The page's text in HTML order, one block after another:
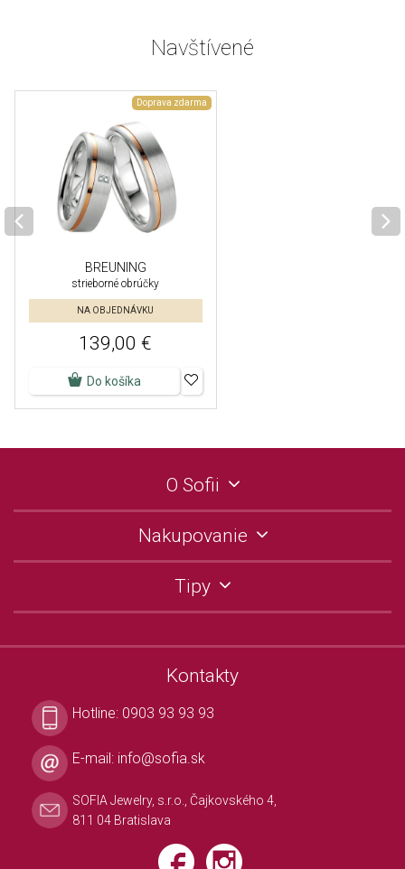
Navštívené
Doprava zdarma
BREUNING
strieborné obrúčky
NA OBJEDNÁVKU
139,00 €
Do košíka
O Sofii
Nakupovanie
Tipy
Kontakty
Hotline: 0903 93 93 93
E-mail: info@sofia.sk
SOFIA Jewelry, s.r.o., Čajkovského 4,
811 04 Bratislava